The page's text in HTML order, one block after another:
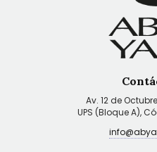
Av. 12 de
UPS (Bloque A),